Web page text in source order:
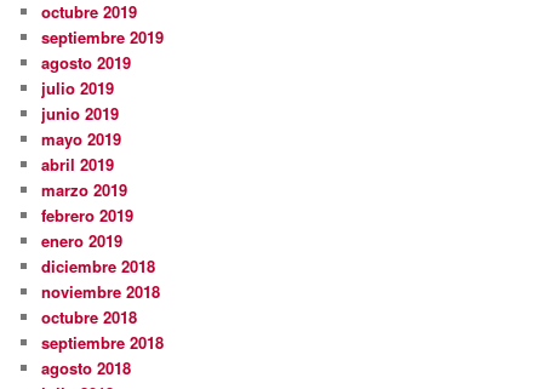
octubre 2019
septiembre 2019
agosto 2019
julio 2019
junio 2019
mayo 2019
abril 2019
marzo 2019
febrero 2019
enero 2019
diciembre 2018
noviembre 2018
octubre 2018
septiembre 2018
agosto 2018